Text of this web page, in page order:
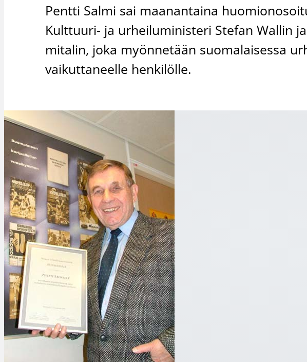
Pentti Salmi sai maanantaina
Kulttuuri- ja urheiluministeri Stefan Wallin
mitalin, joka myönnetään suomalaisessa
vaikuttaneelle henkilölle.